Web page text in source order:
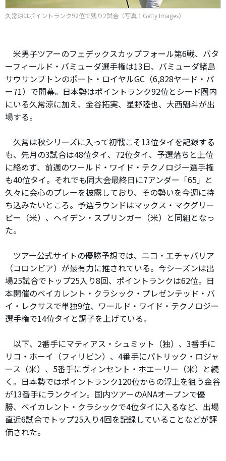
久常涼はポイントランク92位で残り2試合（写真：Getty Images）
米男子ツアーのフェデックスカップフォール第6戦、バタ
ーフィールド・バミューダ選手権は13日、バミューダ諸島
サウサンプトンのポート・ロイヤルGC（6,828ヤード・パ
ー71）で開幕。日本勢はポイントランク92位とシード圏内
にいる久常涼に加え、金谷拓実、星野陸也、大西魁斗が出
場する。
久常は秋シリーズに入って初戦こそ13位タイを記録する
も、先月の3試合は48位タイ、72位タイ、予選落ちと上位
に絡めず、前週のワールド・ワイド・テクノロジー選手権
も40位タイ。それでも同大会最終日に7アンダー「65」と
久々に会心のプレーを披露しており、その勢いを今週に持
ち込みたいところ。予選ラウンドはマックス・マクグリー
ビー（米）、ヘイデン・スプリンガー（米）と同組となっ
た。
ツアー公式サイトの優勝予想では、ニコ・エチャバリア
（コロンビア）が最有力に推されている。今シーズンは出
場25試合でトップ25入り8回、ポイントランクは62位。日
本開催のベイカレント・クラシック・プレゼンテッド・バ
イ・レクサスで単独9位、ワールド・ワイド・テクノロジー
選手権で14位タイと調子を上げている。
以下、2番手にマティアス・シュミット（独）、3番手に
リコ・ホーイ（フィリピン）、4番手にパトリック・ロジャ
ース（米）、5番手にヴィンセント・ホエーリー（米）と続
く。日本勢ではポイントランク120位からの浮上を狙う金谷
が13番手にランクイン。国内ツアーのANAオープンで優
勝、ベイカレント・クラシックで4位タイに入るなど、出場
直近6試合でトップ25入り4回を記録していることなどが評
価された。